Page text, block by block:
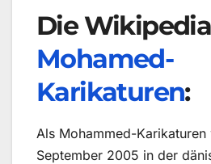
Die
Mohamed-
Karikaturen:
Als Mohammed-
September 2005 in der